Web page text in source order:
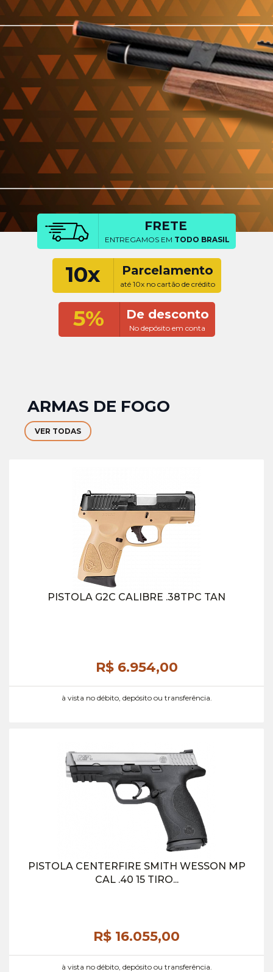
FRETE
ENTREGAMOS EM TODO BRASIL
10x Parcelamento
até 10x no cartão de crédito
5% De desconto
No depósito em conta
ARMAS DE FOGO
VER TODAS
PISTOLA G2C CALIBRE .38TPC TAN
R$ 6.954,00
à vista no débito, depósito ou transferência.
PISTOLA CENTERFIRE SMITH WESSON MP
CAL .40 15 TIRO...
R$ 16.055,00
à vista no débito, depósito ou transferência.